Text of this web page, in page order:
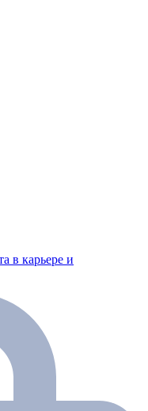
в карьере и